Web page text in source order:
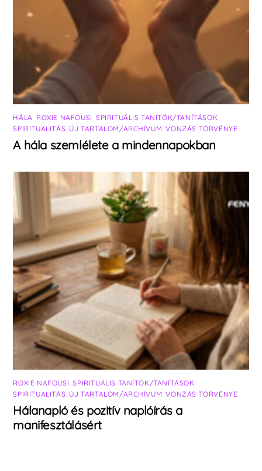
HÁLA ROXIE NAFOUSI SPIRITUÁLIS TANÍTÓK/TANÍTÁSOK
SPIRITUALITÁS ÚJ TARTALOM/ARCHÍVUM ,VONZÁS TÖRVÉNYE
A hála szemlélete a mindennapokban
ROXIE NAFOUSI ,SPIRITUÁLIS TANÍTÓK/TANÍTÁSOK
SPIRITUALITÁS ÚJ TARTALOM/ARCHÍVUM ,VONZÁS TÖRVÉNYE
Hálanapló és pozitív naplóírás a
manifesztálásért